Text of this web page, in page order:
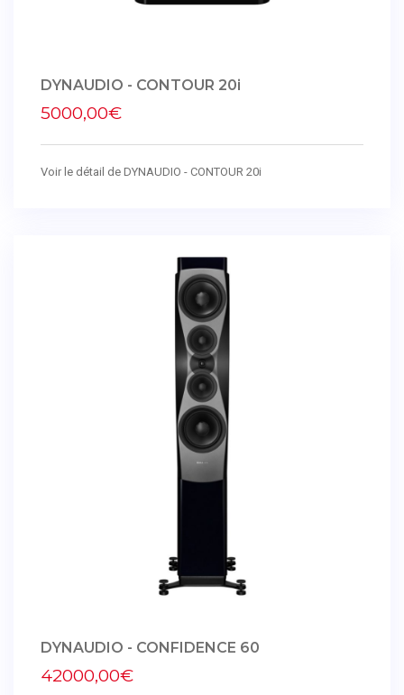
DYNAUDIO - CONTOUR 20i
5000,00€
Voir le détail de DYNAUDIO - CONTOUR 20i
DYNAUDIO - CONFIDENCE 60
42000,00€